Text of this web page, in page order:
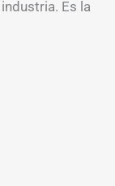
Es la